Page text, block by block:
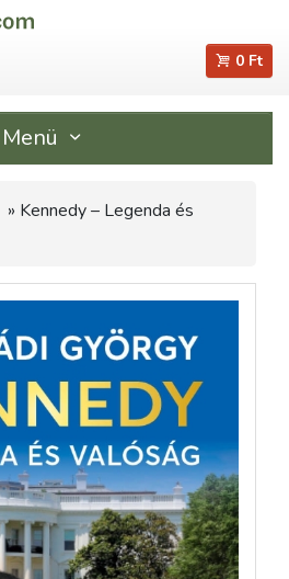
0 Ft
Menü
» Kennedy – Legenda és